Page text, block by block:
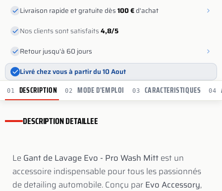
Livraison rapide et gratuite dès100 €d'achat
Nos clients sont satisfaits4,8/5
Retour jusqu'à 60 jours
Livré chez vous à partir du 10 Aout
01 DESCRIPTION 02 MODE D'EMPLOI 03 CARACTERISTIQUES 04
DESCRIPTION DETAILLEE
Le Gant de Lavage Evo - Pro Wash Mittest un
accessoire indispensable pour tous les passionnés
de detailing automobile. Conçu parEvo Accessory,